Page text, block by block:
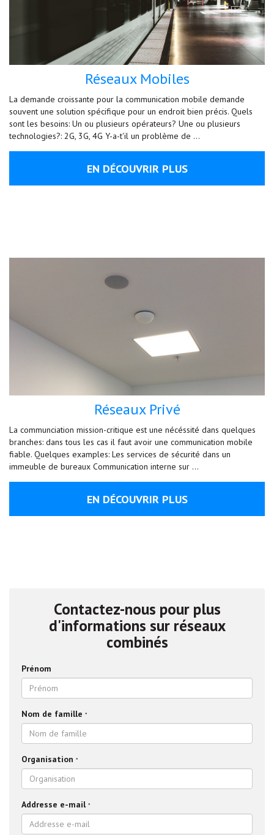
Réseaux Mobiles
La demande croissante pour la communication mobile demande
souvent une solution spécifique pour un endroit bien précis. Quels
sont les besoins: Un ou plusieurs opérateurs? Une ou plusieurs
technologies?: 2G, 3G, 4G Y-a-t'il un problème de …
EN DÉCOUVRIR PLUS
Réseaux Privé
La communciation mission-critique est une nécéssité dans quelques
branches: dans tous les cas il faut avoir une communication mobile
fiable. Quelques examples: Les services de sécurité dans un
immeuble de bureaux Communication interne sur …
EN DÉCOUVRIR PLUS
Contactez-nous pour plus
d'informations sur réseaux
combinés
Prénom
Nom de famille *
Organisation *
Addresse e-mail *